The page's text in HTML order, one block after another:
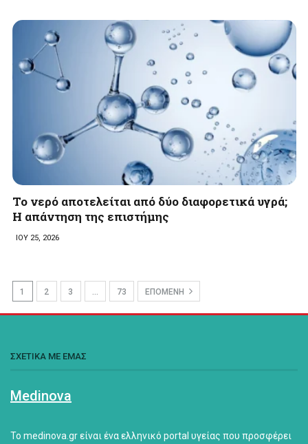
Το νερό αποτελείται από δύο διαφορετικά υγρά;
Η απάντηση της επιστήμης
ΙΟΥ 25, 2026
1 2 3 73 ΕΠΟΜΕΝΗ
ΣΧΕΤΙΚΑ ΜΕ ΕΜΑΣ
Medinova
Το medinova.gr είναι ένα ελληνικό portal υγείας που προσφέρει